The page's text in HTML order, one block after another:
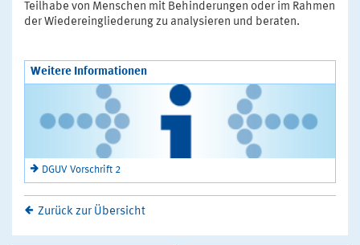
Teilhabe von Menschen mit Behinderungen oder im Rahmen
der Wiedereingliederung zu analysieren und beraten.
Weitere Informationen
DGUV Vorschrift 2
Zurück zur Übersicht